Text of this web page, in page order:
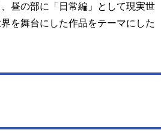
昼の部に「日常編」として現実世
を舞台にした作品をテーマにした